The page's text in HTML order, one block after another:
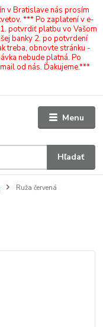
v Bratislave nás prosím
*** Po zaplatení v e-
potvrdiť platbu vo Vašom
banky 2. po potvrdení
treba, obnovte stránku -
nebude platná. Po
od nás. Ďakujeme.***
Menu
Hľadať
Ruža červená